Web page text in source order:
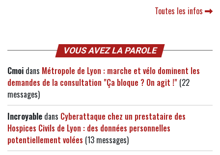
Toutes les infos
VOUS AVEZ LA PAROLE
Cmoi dans Métropole de Lyon : marche et vélo dominent les
demandes de la consultation "Ça bloque ? On agit !" (22
messages)
Incroyable dans Cyberattaque chez un prestataire des
Hospices Civils de Lyon : des données personnelles
potentiellement volées (13 messages)